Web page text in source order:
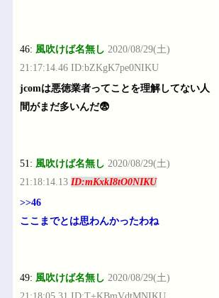
46: 風吹けば名無し 2020/08/29(土)
21:17:14.46 ID:bZKgK7pe0NIKU
jcomは悪徳業者ってことを理解してない人
間がまだ多いんだ😨
51: 風吹けば名無し 2020/08/29(土)
21:18:14.13ID:mKxkI8tO0NIKU
>>46
ここまでとは思わんかったわね
49: 風吹けば名無し 2020/08/29(土)